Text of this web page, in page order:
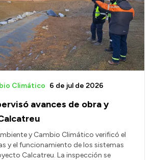
avances de obra y
Climático 6 de jul de 2026
y Cambio Climático verificó el
y el funcionamiento de los sistemas
Calcatreu. La inspección se